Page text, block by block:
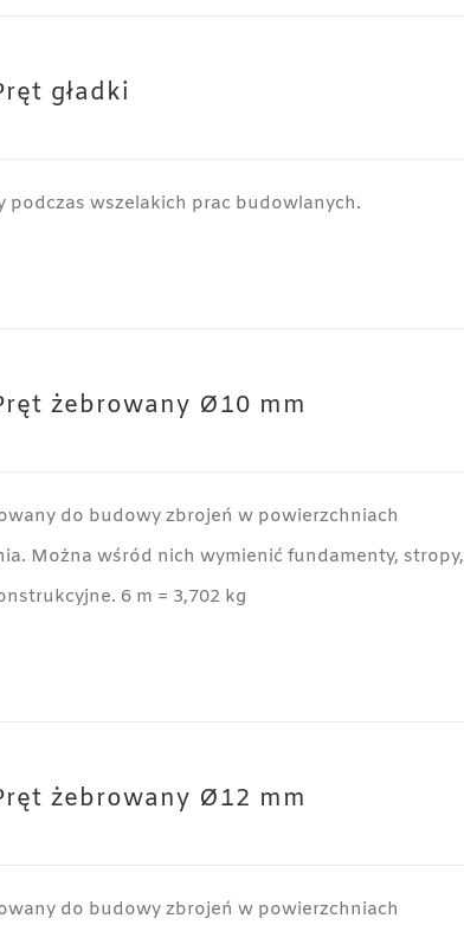
gładki
podczas wszelakich prac budowlanych.
żebrowany Ø10 mm
do budowy zbrojeń w powierzchniach
Można wśród nich wymienić fundamenty, stropy,
6 m = 3,702 kg
żebrowany Ø12 mm
do budowy zbrojeń w powierzchniach